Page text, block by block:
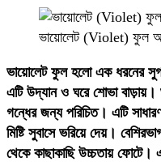
(Violet)
ফুল
বাগানে
রঙের
ছোঁয়া
ভায়োলেট (Violet) ফুল
ভায়োলেট ফুল হলো এক ধরনের
এটি উদ্যান ও ঘরে শোভা বাড়ায়।
গন্ধের জন্য পরিচিত। এটি
মিষ্টি সুবাসে ভরিয়ে দেয়।
থেকে কাছাকাছি উচ্চতায়